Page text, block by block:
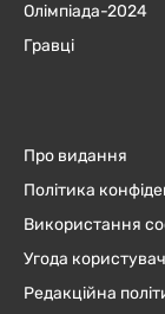
Олімпіада-2024
Гравці
Про видання
Політика
Використання
Угода
Редакційна